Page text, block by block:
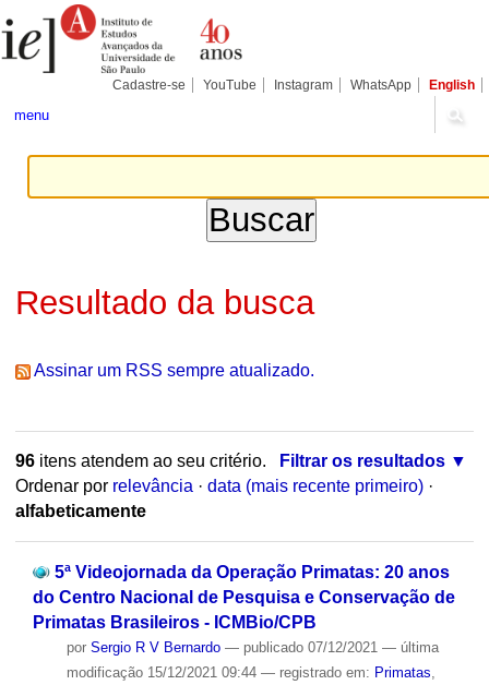
para
conteúdo.
Pessoais
Cadastre-se YouTube Instagram WhatsApp English
menu
Resultado da busca
Assinar um RSS sempre atualizado.
96itens atendem ao seu critério.
Filtrar os resultados
Ordenar por relevância · data (mais recente primeiro) ·
alfabeticamente
5ª Videojornada da Operação Primatas: 20 anos
do Centro Nacional de Pesquisa e Conservação de
Primatas Brasileiros - ICMBio/CPB
por Sergio R V Bernardo — publicado07/12/2021 — última
modificação15/12/2021 09:44 — registrado em: Primatas